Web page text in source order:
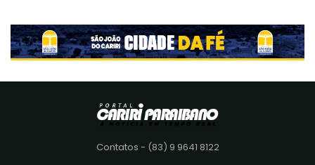
Contatos - (83) 9 9641 8122